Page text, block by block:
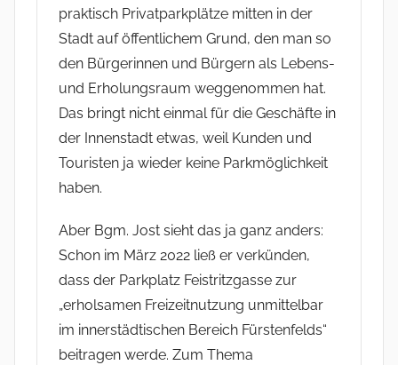
praktisch Privatparkplätze mitten in der
Stadt auf öffentlichem Grund, den man so
den Bürgerinnen und Bürgern als Lebens-
und Erholungsraum weggenommen hat.
Das bringt nicht einmal für die Geschäfte in
der Innenstadt etwas, weil Kunden und
Touristen ja wieder keine Parkmöglichkeit
haben.
Aber Bgm. Jost sieht das ja ganz anders:
Schon im März 2022 ließ er verkünden,
dass der Parkplatz Feistritzgasse zur
„erholsamen Freizeitnutzung unmittelbar
im innerstädtischen Bereich Fürstenfelds“
beitragen werde. Zum Thema